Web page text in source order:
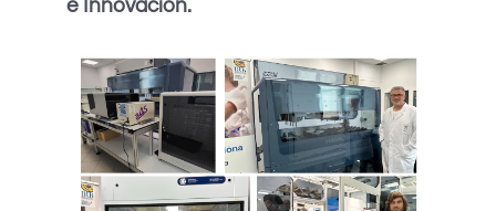
e Innovación.